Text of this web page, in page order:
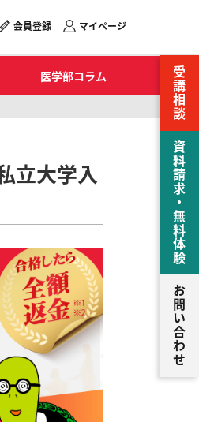
会員登録 マイページ
医学部コラム
立大学入
受講相談
資料請求・無料体験
お問い合わせ